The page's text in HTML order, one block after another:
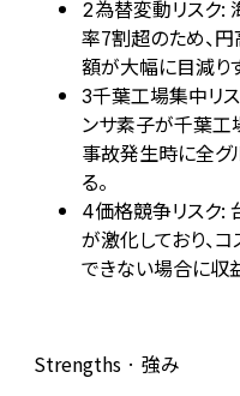
2為替変動リスク:
率7割超のため、
額が大幅に目減り
3千葉工場集中リ
ンサ素子が千葉工
事故発生時に全グ
る。
4価格競争リスク:
が激化しており、
できない場合に収
Strengths · 強み